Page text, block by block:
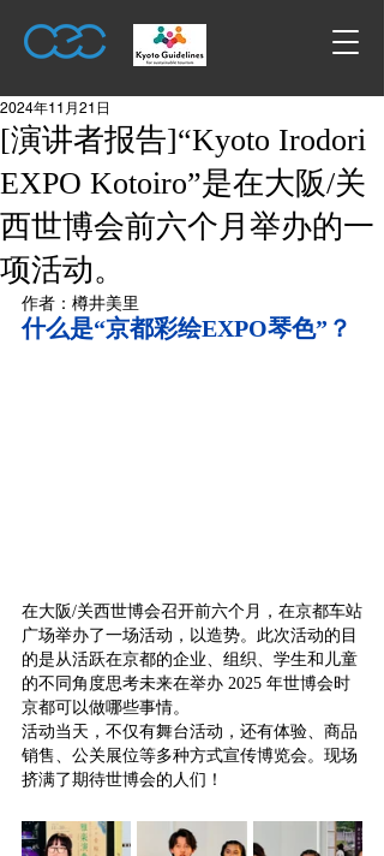
[演讲者报告]“Kyoto Irodori
EXPO Kotoiro”是在大阪/关
西世博会前六个月举办的一
项活动。
2024年11月21日
作者：樽井美里
什么是“京都彩绘EXPO琴色”？
在大阪/关西世博会召开前六个月，在京都车站
广场举办了一场活动，以造势。此次活动的目
的是从活跃在京都的企业、组织、学生和儿童
的不同角度思考未来在举办 2025 年世博会时
京都可以做哪些事情。
活动当天，不仅有舞台活动，还有体验、商品
销售、公关展位等多种方式宣传博览会。现场
挤满了期待世博会的人们！